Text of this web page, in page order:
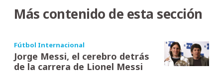
Más contenido de esta sección
Fútbol Internacional
Jorge Messi, el cerebro detrás
de la carrera de Lionel Messi